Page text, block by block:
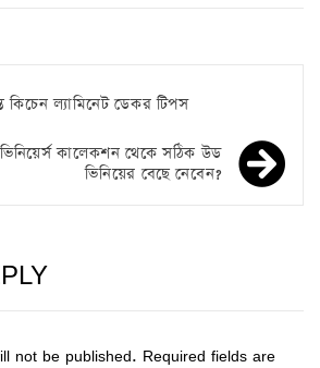
কিচেন ল্যামিনেট ডেকর টিপস
ভিনিয়ের্স কালেকশন থেকে সঠিক উড
ভিনিয়ের বেছে নেবেন?
not be published. Required fields are